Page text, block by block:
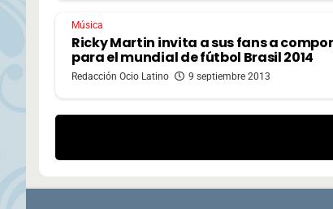
Música
Ricky Martin invita a sus fans a
para el mundial de fútbol Brasil 2014
Redacción Ocio Latino 9 septiembre 2013